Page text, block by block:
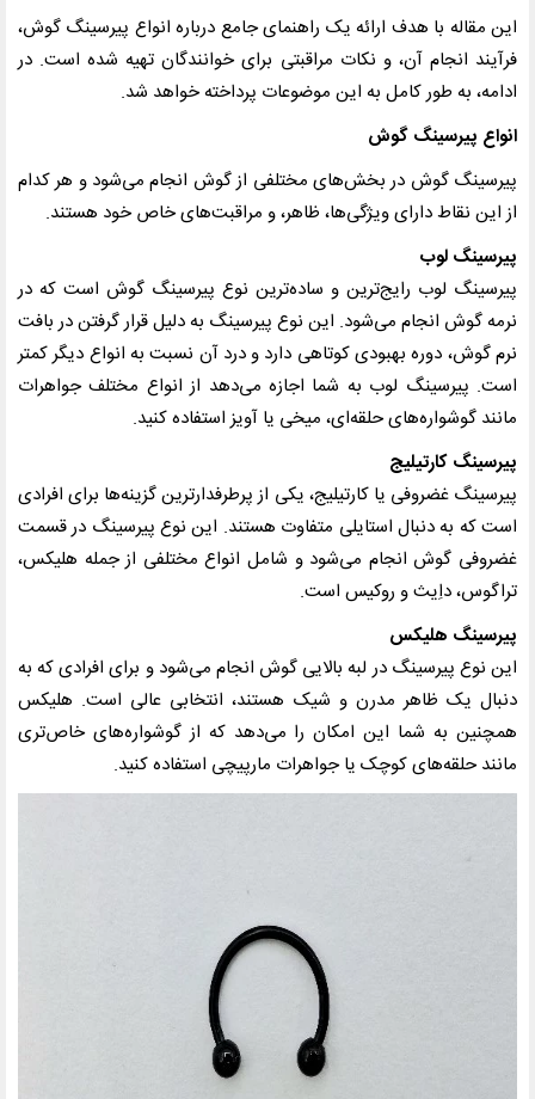
این مقاله با هدف ارائه یک راهنمای جامع درباره انواع پیرسینگ گوش،
فرآیند انجام آن، و نکات مراقبتی برای خوانندگان تهیه شده است. در
ادامه، به طور کامل به این موضوعات پرداخته خواهد شد.
انواع پیرسینگ گوش
پیرسینگ گوش در بخش‌های مختلفی از گوش انجام می‌شود و هر کدام
از این نقاط دارای ویژگی‌ها، ظاهر، و مراقبت‌های خاص خود هستند.
پیرسینگ لوب
پیرسینگ لوب رایج‌ترین و ساده‌ترین نوع پیرسینگ گوش است که در
نرمه گوش انجام می‌شود. این نوع پیرسینگ به دلیل قرار گرفتن در بافت
نرم گوش، دوره بهبودی کوتاهی دارد و درد آن نسبت به انواع دیگر کمتر
است. پیرسینگ لوب به شما اجازه می‌دهد از انواع مختلف جواهرات
مانند گوشواره‌های حلقه‌ای، میخی یا آویز استفاده کنید.
پیرسینگ کارتیلیج
پیرسینگ غضروفی یا کارتیلیج، یکی از پرطرفدارترین گزینه‌ها برای افرادی
است که به دنبال استایلی متفاوت هستند. این نوع پیرسینگ در قسمت
غضروفی گوش انجام می‌شود و شامل انواع مختلفی از جمله هلیکس،
تراگوس، داِیث و روکیس است.
پیرسینگ هلیکس
این نوع پیرسینگ در لبه بالایی گوش انجام می‌شود و برای افرادی که به
دنبال یک ظاهر مدرن و شیک هستند، انتخابی عالی است. هلیکس
همچنین به شما این امکان را می‌دهد که از گوشواره‌های خاص‌تری
مانند حلقه‌های کوچک یا جواهرات مارپیچی استفاده کنید.